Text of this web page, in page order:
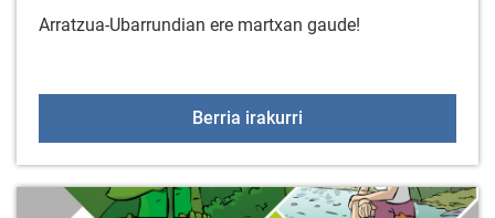
Arratzua-Ubarrundian ere martxan gaude!
Berria irakurri